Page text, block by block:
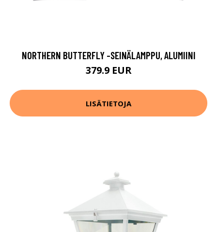
NORTHERN BUTTERFLY -SEINÄLAMPPU, ALUMIINI
379.9 EUR
LISÄTIETOJA